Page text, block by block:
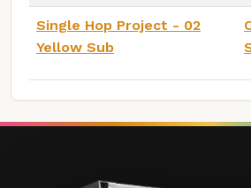
Single Hop Project - 02
Yellow Sub